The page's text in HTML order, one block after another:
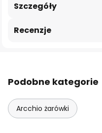
Szczegóły
Recenzje
Podobne kategorie
Arcchio żarówki